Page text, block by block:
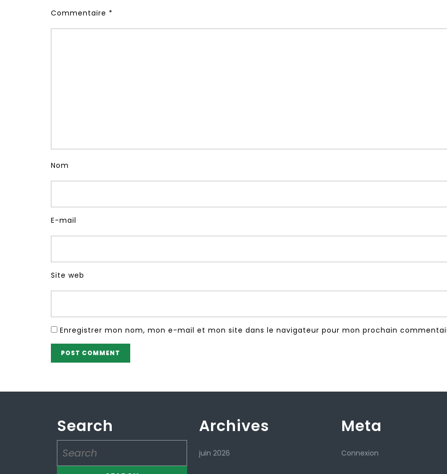
Commentaire *
Nom
E-mail
Site web
Enregistrer mon nom, mon e-mail et mon site dans le navigateur pour mon prochain
Search
for:
Archives
juin 2026
Meta
Connexion